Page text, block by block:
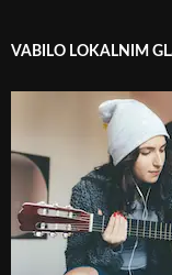
VABILO LOKALNIM